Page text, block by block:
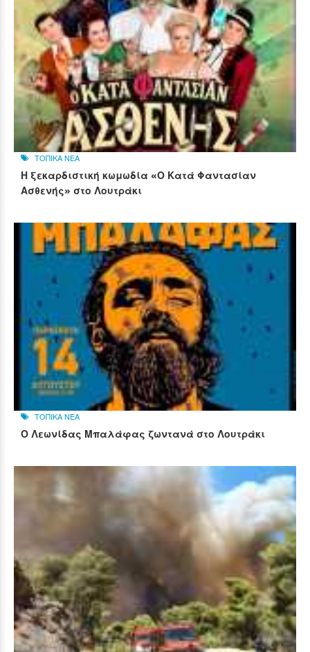
ΤΟΠΙΚΑ ΝΕΑ
Η ξεκαρδιστική κωμωδία «Ο Κατά Φαντασίαν
Ασθενής» στο Λουτράκι
ΤΟΠΙΚΑ ΝΕΑ
Ο Λεωνίδας Μπαλάφας ζωντανά στο Λουτράκι